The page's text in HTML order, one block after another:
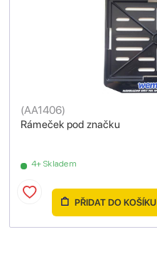
Rámeček pod značku
(AA1406)
4+ Skladem
PŘIDAT DO KOŠÍKU